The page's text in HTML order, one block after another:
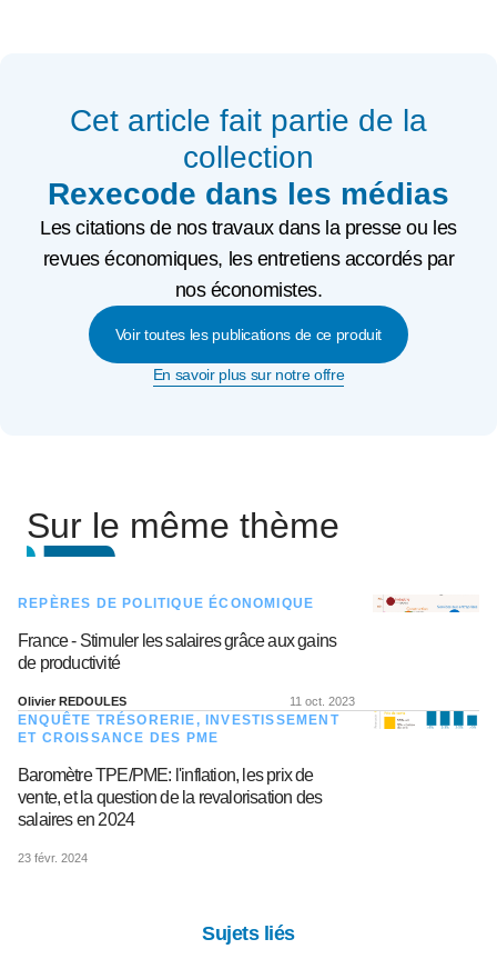
Cet article fait partie de la
collection
Rexecode dans les médias
Les citations de nos travaux dans la presse ou les
revues économiques, les entretiens accordés par
nos économistes.
Voir toutes les publications de ce produit
En savoir plus sur notre offre
Sur le même thème
REPÈRES DE POLITIQUE ÉCONOMIQUE
France - Stimuler les salaires grâce aux gains
de productivité
Olivier REDOULES 11 oct. 2023
ENQUÊTE TRÉSORERIE, INVESTISSEMENT
ET CROISSANCE DES PME
Baromètre TPE/PME: l'inflation, les prix de
vente, et la question de la revalorisation des
salaires en 2024
23 févr. 2024
Sujets liés